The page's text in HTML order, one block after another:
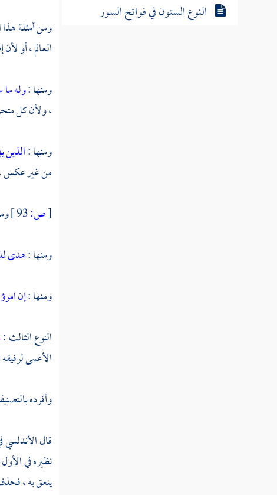
النوع الستون في فواتح السور
ومن أمثلة
العالم ، أو
ومنها :وله
، ولأن كل
ومنها :الذين
من غير عكس .
[ص:
ومنها :هدى
ومنها :إن
النوع الثالث :
الأعمى
وأفرده
قال
نظيره في
ينعق به ،